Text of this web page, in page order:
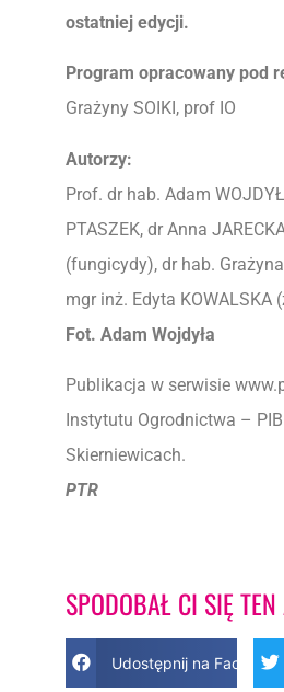
ostatniej edycji.
Program opracowany pod
Grażyny SOIKI, prof IO
Autorzy:
Prof. dr hab. Adam
PTASZEK, dr Anna
(fungicydy), dr hab.
mgr inż. Edyta KOWALSKA
Fot. Adam Wojdyła
Publikacja w serwisie
Instytutu Ogrodnictwa –
Skierniewicach.
PTR
SPODOBAŁ CI SIĘ
Udostępnij na Facebook